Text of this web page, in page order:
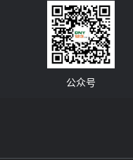
公众号